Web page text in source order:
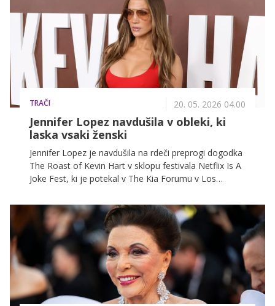
TRAČI 20. 05. 2026 04.00
Jennifer Lopez navdušila v obleki, ki
laska vsaki ženski
Jennifer Lopez je navdušila na rdeči preprogi dogodka
The Roast of Kevin Hart v sklopu festivala Netflix Is A
Joke Fest, ki je potekal v The Kia Forumu v Los
rdeči obleki.